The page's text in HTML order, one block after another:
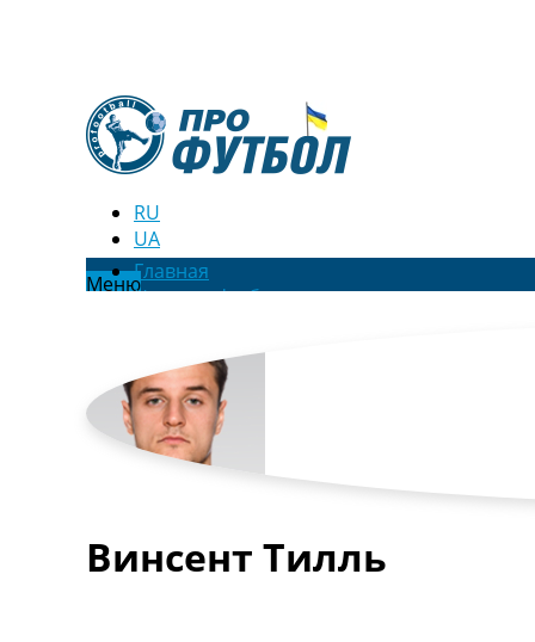
RU
UA
МенюГлавная
Новости футбола
Трансферы
Новости футбола Украины
Последние комментарии
Конкурс прогнозов
Логин
Рейтинги
Турниры
Винсент Тилль